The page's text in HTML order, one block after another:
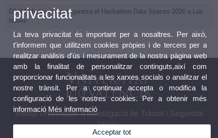
DS4M Mediterráneo organitza el Hackathon Data Spaces 2026 a Las
Naves
Institut Universitari d'Investigació de Trànsit i Seguretat
Viària
privacitat
La teva privacitat és important per a nosaltres. Per això,
t'informem que utilitzem cookies pròpies i de tercers per a
realitzar anàlisis d'ús i mesurament de la nostra pàgina web
amb la finalitat de personalitzar continguts,així com
proporcionar funcionalitats a les xarxes socials o analitzar el
nostre trànsit. Per a continuar accepta o modifica la
configuració de les nostres cookies. Per a obtenir més
informació Més informació
Acceptar tot